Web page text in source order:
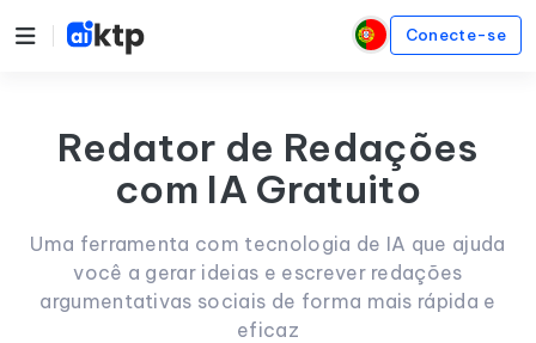
Conecte-se
Redator de Redações
com IA Gratuito
Uma ferramenta com tecnologia de IA que ajuda
você a gerar ideias e escrever redações
argumentativas sociais de forma mais rápida e
eficaz